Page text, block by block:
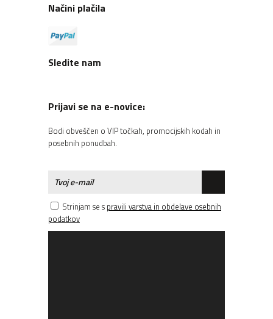
Načini plačila
Sledite nam
Prijavi se na e-novice:
Bodi obveščen o VIP točkah, promocijskih kodah in
posebnih ponudbah.
Strinjam se s pravili varstva in obdelave osebnih
podatkov